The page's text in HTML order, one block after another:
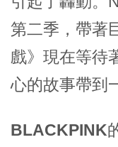
第二季，帶著
戲》現在等待
心的故事帶到
BLACKPINK